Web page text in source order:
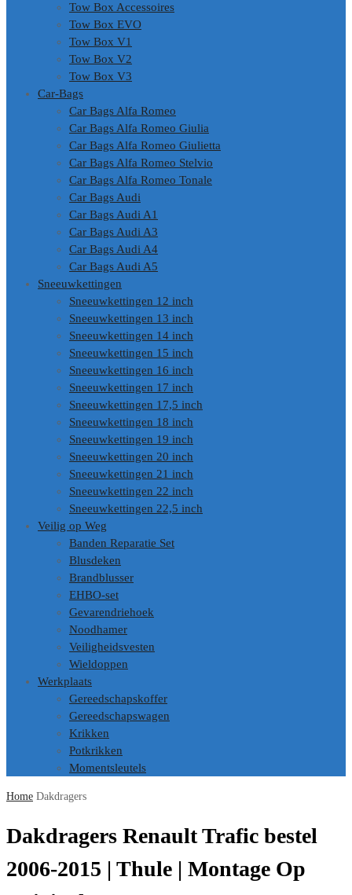
Tow Box Accessoires
Tow Box EVO
Tow Box V1
Tow Box V2
Tow Box V3
Car-Bags
Car Bags Alfa Romeo
Car Bags Alfa Romeo Giulia
Car Bags Alfa Romeo Giulietta
Car Bags Alfa Romeo Stelvio
Car Bags Alfa Romeo Tonale
Car Bags Audi
Car Bags Audi A1
Car Bags Audi A3
Car Bags Audi A4
Car Bags Audi A5
Sneeuwkettingen
Sneeuwkettingen 12 inch
Sneeuwkettingen 13 inch
Sneeuwkettingen 14 inch
Sneeuwkettingen 15 inch
Sneeuwkettingen 16 inch
Sneeuwkettingen 17 inch
Sneeuwkettingen 17,5 inch
Sneeuwkettingen 18 inch
Sneeuwkettingen 19 inch
Sneeuwkettingen 20 inch
Sneeuwkettingen 21 inch
Sneeuwkettingen 22 inch
Sneeuwkettingen 22,5 inch
Veilig op Weg
Banden Reparatie Set
Blusdeken
Brandblusser
EHBO-set
Gevarendriehoek
Noodhamer
Veiligheidsvesten
Wieldoppen
Werkplaats
Gereedschapskoffer
Gereedschapswagen
Krikken
Potkrikken
Momentsleutels
Home Dakdragers
Dakdragers Renault Trafic bestel
2006-2015 | Thule | Montage Op